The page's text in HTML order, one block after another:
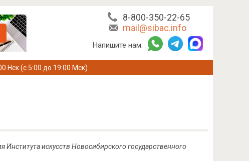
8-800-350-22-65
mail@sibac.info
Напишите нам:
Нск (с 5:00 до 19:00 Мск)
искусств Новосибирского государственного